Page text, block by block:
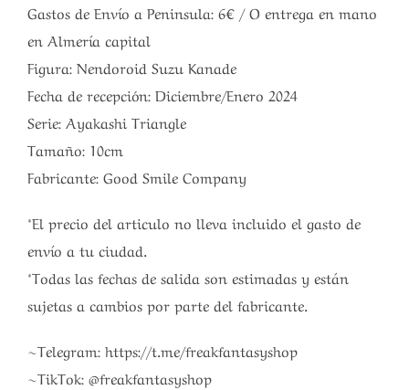
Gastos de Envío a Peninsula: 6€ / O entrega en mano
en Almería capital
Figura: Nendoroid Suzu Kanade
Fecha de recepción: Diciembre/Enero 2024
Serie: Ayakashi Triangle
Tamaño: 10cm
Fabricante: Good Smile Company
*El precio del articulo no lleva incluido el gasto de
envío a tu ciudad.
*Todas las fechas de salida son estimadas y están
sujetas a cambios por parte del fabricante.
~Telegram: https://t.me/freakfantasyshop
~TikTok: @freakfantasyshop